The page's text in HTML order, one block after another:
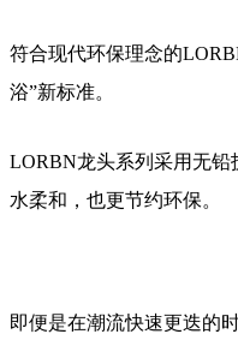
符合现代环保理念的
浴”新标准。
LORBN龙头系列采用无铅
水柔和，也更节约环保。
即便是在潮流快速更迭的